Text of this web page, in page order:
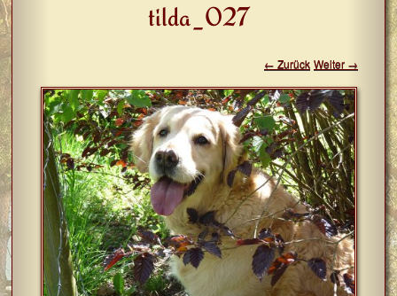
tilda_027
← Zurück Weiter →